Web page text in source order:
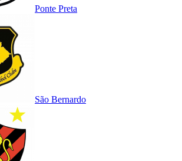
Ponte Preta
São Bernardo